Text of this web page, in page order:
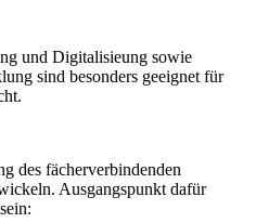
und Digitalisieung sowie
sind besonders geeignet für
des fächerverbindenden
Ausgangspunkt dafür